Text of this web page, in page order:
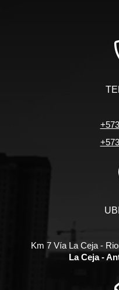
Km 7 Vía La Ceja -
La Ceja -